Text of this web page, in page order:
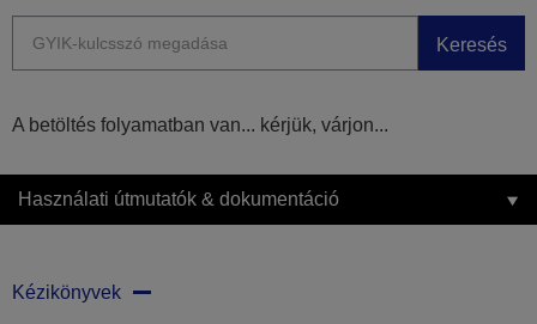
Keresés
A betöltés folyamatban van... kérjük, várjon...
Használati útmutatók & dokumentáció
Kézikönyvek